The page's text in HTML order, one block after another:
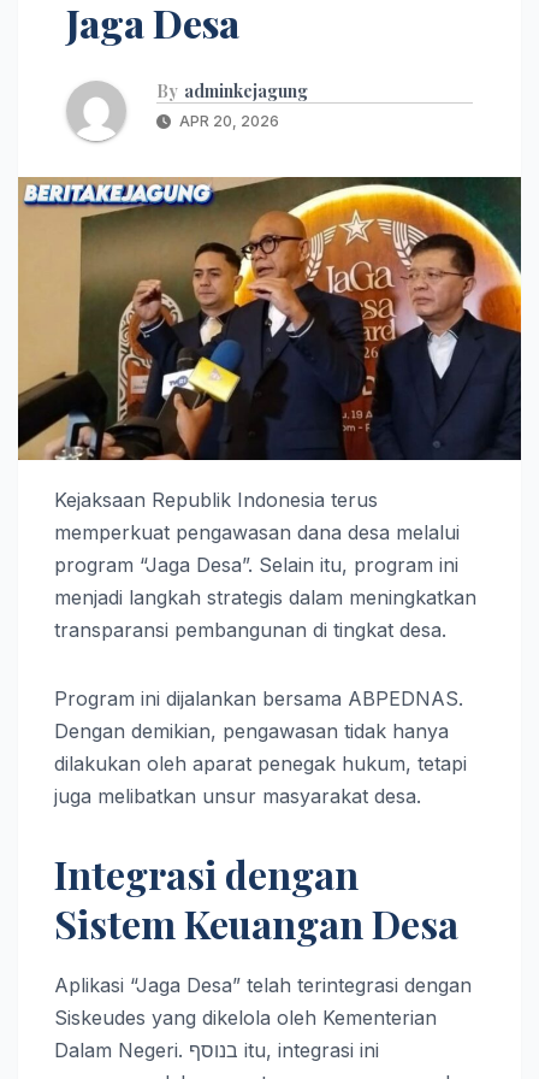
Jaga Desa
By adminkejagung
APR 20, 2026
Kejaksaan Republik Indonesia terus
memperkuat pengawasan dana desa melalui
program “Jaga Desa”. Selain itu, program ini
menjadi langkah strategis dalam meningkatkan
transparansi pembangunan di tingkat desa.
Program ini dijalankan bersama ABPEDNAS.
Dengan demikian, pengawasan tidak hanya
dilakukan oleh aparat penegak hukum, tetapi
juga melibatkan unsur masyarakat desa.
Integrasi dengan
Sistem Keuangan Desa
Aplikasi “Jaga Desa” telah terintegrasi dengan
Siskeudes yang dikelola oleh Kementerian
Dalam Negeri. בנוסף itu, integrasi ini